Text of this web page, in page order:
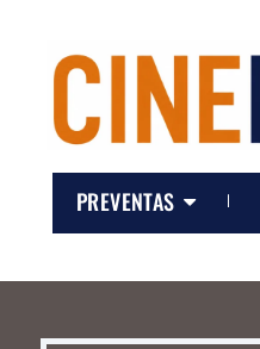
PREVENTAS